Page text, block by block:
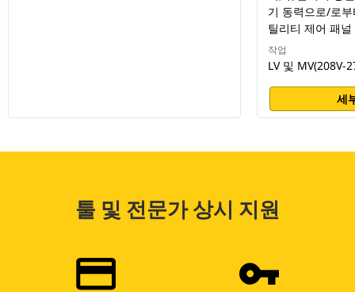
기 동력으로/로
틸리티 제어 패널
작업
LV 및 MV(208V-
세
툴 및 전문가 상시 지원